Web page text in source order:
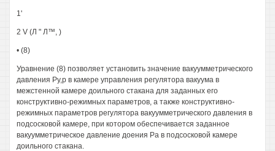
1'
2 V (Л " Л™, )
• (8)
Уравнение (8) позволяет установить значение вакуумметрического
давления Ру,р в камере управления регулятора вакуума в
межстенной камере доильного стакана для заданных его
конструктивно-режимных параметров, а также конструктивно-
режимных параметров регулятора вакуумметрического давления в
подсосковой камере, при котором обеспечивается заданное
вакуумметрическое давление доения Ра в подсосковой камере
доильного стакана.